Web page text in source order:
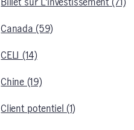
Billet sur L'investissement (71)
Canada (59)
CELI (14)
Chine (19)
Client potentiel (1)